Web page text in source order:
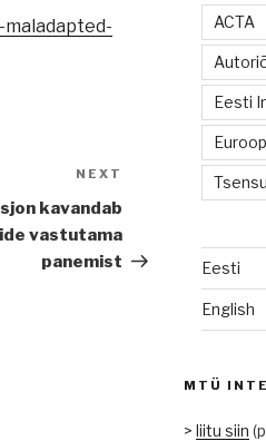
NEXT
kavandab
vastutama
panemist
ACTA
Eesti
Eesti
English
MTÜ
> liitu siin